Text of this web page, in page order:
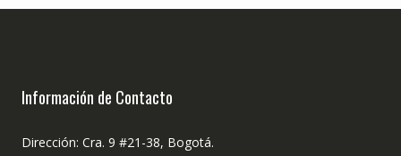
Información de Contacto
Dirección: Cra. 9 #21-38, Bogotá.